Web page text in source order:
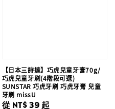
【日本三詩達】巧虎兒童牙膏70g/
巧虎兒童牙刷(4階段可選)
SUNSTAR 巧虎牙刷 巧虎牙膏 兒童
牙刷 missU
Regular
從 NT$ 39 起